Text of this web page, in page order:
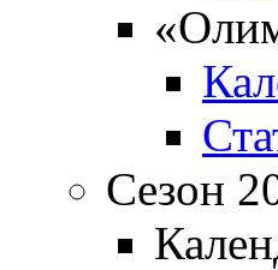
Сезон